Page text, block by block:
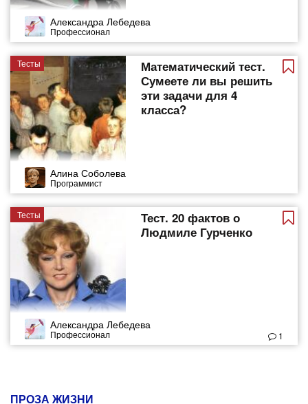
Александра Лебедева
Профессионал
Тесты
Математический тест.
Сумеете ли вы решить
эти задачи для 4
класса?
Алина Соболева
Программист
Тесты
Тест. 20 фактов о
Людмиле Гурченко
Александра Лебедева
Профессионал 1
ПРОЗА ЖИЗНИ